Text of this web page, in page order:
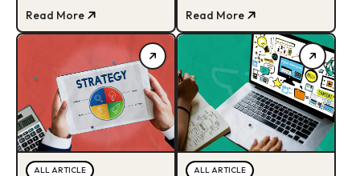
ya?
Read More
strategi promosi bisnismu.
Read More
ALL ARTICLE ALL ARTICLE